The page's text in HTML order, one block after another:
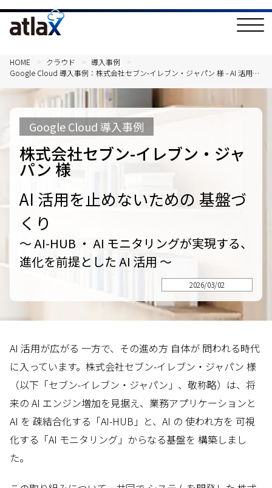
T
o
e
N
a
HOME クラウド
導入事例
Google Cloud 導入事例：株式会社セブン-イレブン・ジャパン 様 - AI 活用を
Google Cloud 導入事例
株式会社セブン-イレブン・ジャ
パン 様
AI 活用を止めないための 基盤づ
くり
～ AI-HUB ・ AI モニタリングが実現する、
進化を前提とした AI 活用 ～
2026/03/02
AI 活用が広がる 一方で、その進め方 自体が 問われる時代
に入っています。株式会社セブン-イレブン・ジャパン 様
（以下「セブン-イレブン・ジャパン」、敬称略）は、将
来の AI エンジン増加を見据え、業務アプリケーションと
AI を 疎結合化する「AI-HUB」と、AI の 使われ方を 可視
化する「AI モニタリング」からなる基盤を 構築しまし
た。